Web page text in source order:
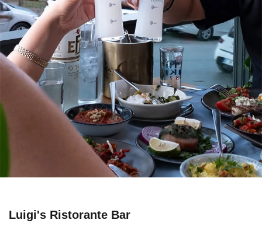
Luigi's Ristorante Bar